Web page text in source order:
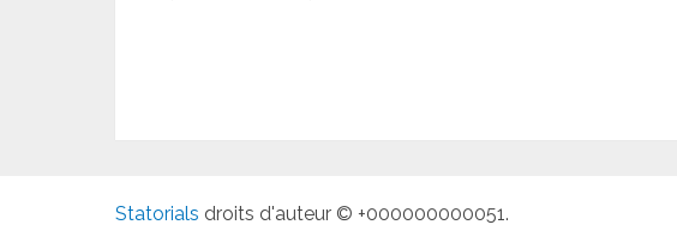
Statorials droits d'auteur © +000000000051.